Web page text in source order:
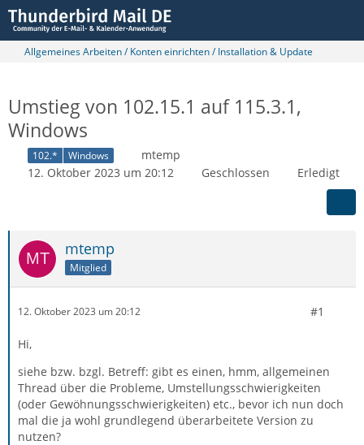
Allgemeines Arbeiten / Konten einrichten / Installation & Update
Umstieg von 102.15.1 auf 115.3.1,
Windows
102.* Windows
mtemp
12. Oktober 2023 um 20:12
Geschlossen Erledigt
mtemp
Mitglied
12. Oktober 2023 um 20:12 #1
Hi,
siehe bzw. bzgl. Betreff: gibt es einen, hmm, allgemeinen
Thread über die Probleme, Umstellungsschwierigkeiten
(oder Gewöhnungsschwierigkeiten) etc., bevor ich nun doch
mal die ja wohl grundlegend überarbeitete Version zu
nutzen?